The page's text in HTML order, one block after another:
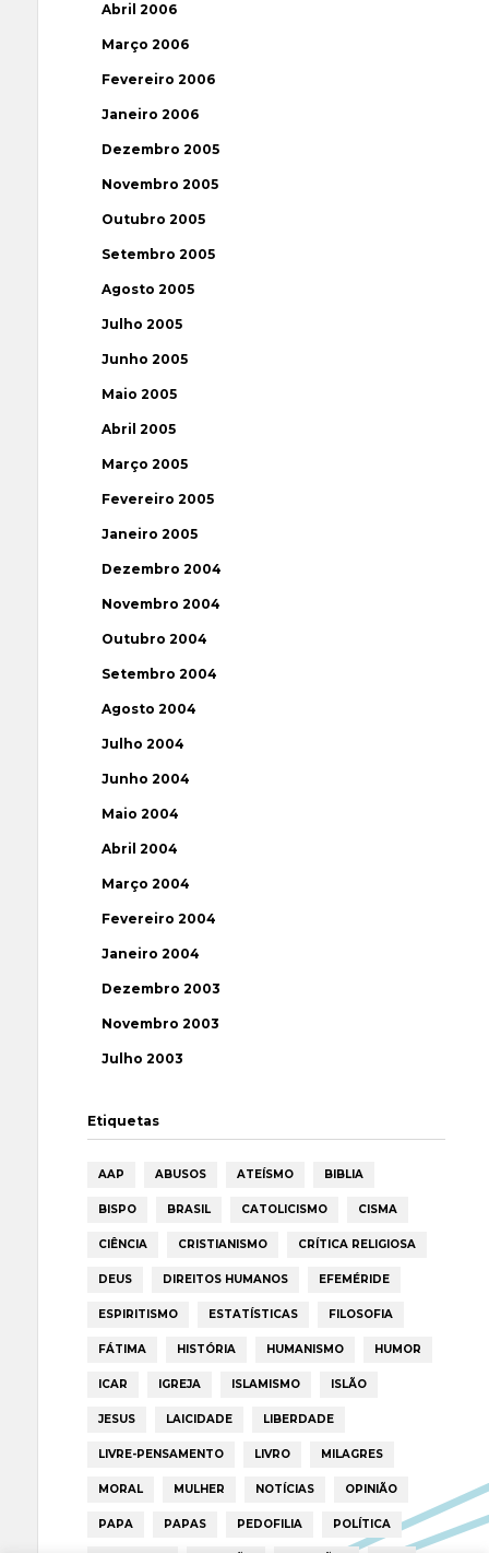
Abril 2006
Março 2006
Fevereiro 2006
Janeiro 2006
Dezembro 2005
Novembro 2005
Outubro 2005
Setembro 2005
Agosto 2005
Julho 2005
Junho 2005
Maio 2005
Abril 2005
Março 2005
Fevereiro 2005
Janeiro 2005
Dezembro 2004
Novembro 2004
Outubro 2004
Setembro 2004
Agosto 2004
Julho 2004
Junho 2004
Maio 2004
Abril 2004
Março 2004
Fevereiro 2004
Janeiro 2004
Dezembro 2003
Novembro 2003
Julho 2003
Etiquetas
AAP ABUSOS ATEÍSMO BIBLIA
BISPO BRASIL CATOLICISMO CISMA
CIÊNCIA CRISTIANISMO CRÍTICA RELIGIOSA
DEUS DIREITOS HUMANOS EFEMÉRIDE
ESPIRITISMO ESTATÍSTICAS FILOSOFIA
FÁTIMA HISTÓRIA HUMANISMO HUMOR
ICAR IGREJA ISLAMISMO ISLÃO
JESUS LAICIDADE LIBERDADE
LIVRE-PENSAMENTO LIVRO MILAGRES
MORAL MULHER NOTÍCIAS OPINIÃO
PAPA PAPAS PEDOFILIA POLÍTICA